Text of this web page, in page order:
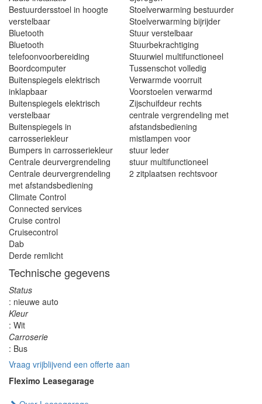
Bestuurdersstoel in hoogte
verstelbaar
Bluetooth
Bluetooth
telefoonvoorbereiding
Boordcomputer
Buitenspiegels elektrisch
inklapbaar
Buitenspiegels elektrisch
verstelbaar
Buitenspiegels in
carrosseriekleur
Bumpers in carrosseriekleur
Centrale deurvergrendeling
Centrale deurvergrendeling
met afstandsbediening
Climate Control
Connected services
Cruise control
Cruisecontrol
Dab
Derde remlicht
Stoelverwarming bestuurder
Stoelverwarming bijrijder
Stuur verstelbaar
Stuurbekrachtiging
Stuurwiel multifunctioneel
Tussenschot volledig
Verwarmde voorruit
Voorstoelen verwarmd
Zijschuifdeur rechts
centrale vergrendeling met
afstandsbediening
mistlampen voor
stuur leder
stuur multifunctioneel
2 zitplaatsen rechtsvoor
Technische gegevens
Status
: nieuwe auto
Kleur
: Wit
Carroserie
: Bus
Vraag vrijblijvend een offerte aan
Fleximo Leasegarage